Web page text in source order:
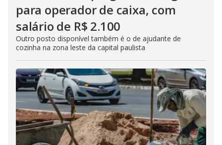
para operador de caixa, com
salário de R$ 2.100
Outro posto disponível também é o de ajudante de
cozinha na zona leste da capital paulista